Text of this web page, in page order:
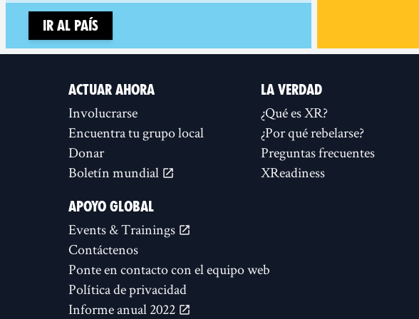
Ir al país
ACTUAR AHORA
Involucrarse
Encuentra tu grupo local
Donar
Boletín mundial
LA VERDAD
¿Qué es XR?
¿Por qué rebelarse?
Preguntas frecuentes
XReadiness
APOYO GLOBAL
Events & Trainings
Contáctenos
Ponte en contacto con el equipo web
Política de privacidad
Informe anual 2022